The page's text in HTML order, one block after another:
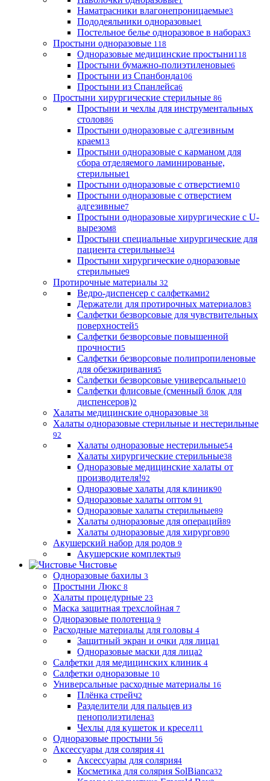
Наматрасники влагонепроницаемые3
Пододеяльники одноразовые1
Постельное белье одноразовое в наборах3
Простыни одноразовые 118
Одноразовые медицинские простыни118
Простыни бумажно-полиэтиленовые6
Простыни из Спанбонда106
Простыни из Спанлейса6
Простыни хирургические стерильные 86
Простыни и чехлы для инструментальных
столов86
Простыни одноразовые с адгезивным
краем13
Простыни одноразовые с карманом для
сбора отделяемого ламинированые,
стерильные1
Простыни одноразовые с отверстием10
Простыни одноразовые с отверстием
адгезивные7
Простыни одноразовые хирургические с U-
вырезом8
Простыни специальные хирургические для
пациента стерильные34
Простыни хирургические одноразовые
стерильные9
Протирочные материалы 32
Ведро-диспенсер с салфетками2
Держатели для протирочных материалов3
Салфетки безворсовые для чувствительных
поверхностей5
Салфетки безворсовые повышенной
прочности5
Салфетки безворсовые полипропиленовые
для обезжиривания5
Салфетки безворсовые универсальные10
Салфетки флисовые (сменный блок для
диспенсеров)2
Халаты медицинские одноразовые 38
Халаты одноразовые стерильные и нестерильные
92
Халаты одноразовые нестерильные54
Халаты хирургические стерильные38
Одноразовые медицинские халаты от
производителя!92
Одноразовые халаты для клиник90
Одноразовые халаты оптом 91
Одноразовые халаты стерильные89
Халаты одноразовые для операций89
Халаты одноразовые для хирургов90
Акушерский набор для родов 9
Акушерские комплекты9
Чистовье
Одноразовые бахилы 3
Простыни Люкс 8
Халаты процедурные 23
Маска защитная трехслойная 7
Одноразовые полотенца 9
Расходные материалы для головы 4
Защитный экран и очки для лица1
Одноразовые маски для лица2
Салфетки для медицинских клиник 4
Салфетки одноразовые 10
Универсальные расходные материалы 16
Плёнка стрейч2
Разделители для пальцев из
пенополиэтилена3
Чехлы для кушеток и кресел11
Одноразовые простыни 56
Аксессуары для солярия 41
Аксессуары для солярия4
Косметика для солярия SolBianca32